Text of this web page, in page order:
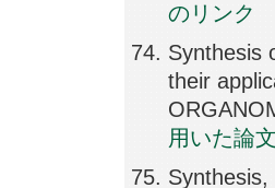
のリンク
Synthesis
their
用いた論